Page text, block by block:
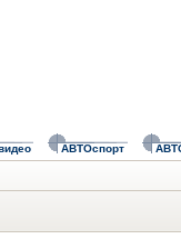
АВТОспорт